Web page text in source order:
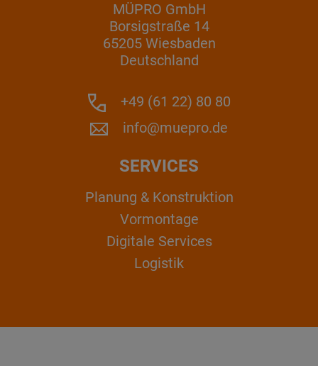
MÜPRO GmbH
Borsigstraße 14
65205 Wiesbaden
Deutschland
+49 (61 22) 80 80
info@muepro.de
SERVICES
Planung & Konstruktion
Vormontage
Digitale Services
Logistik